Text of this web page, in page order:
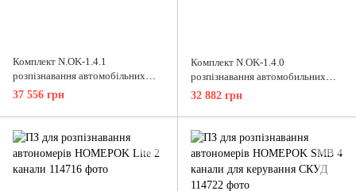
Комплект N.OK-1.4.1
розпізнавання автомобільних
номерів
37 556 грн
Комплект N.OK-1.4.0
розпізнавання автомобильних
номерів
32 882 грн